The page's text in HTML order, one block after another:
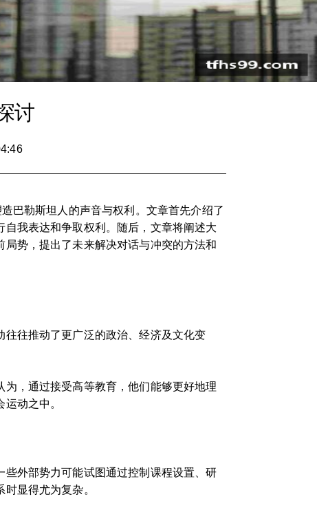
讨
巴勒斯坦人的声音与权利。文章首先介绍了
我表达和争取权利。随后，文章将阐述大
势，提出了未来解决对话与冲突的方法和
往推动了更广泛的政治、经济及文化变
，通过接受高等教育，他们能够更好地理
动之中。
外部势力可能试图通过控制课程设置、研
显得尤为复杂。